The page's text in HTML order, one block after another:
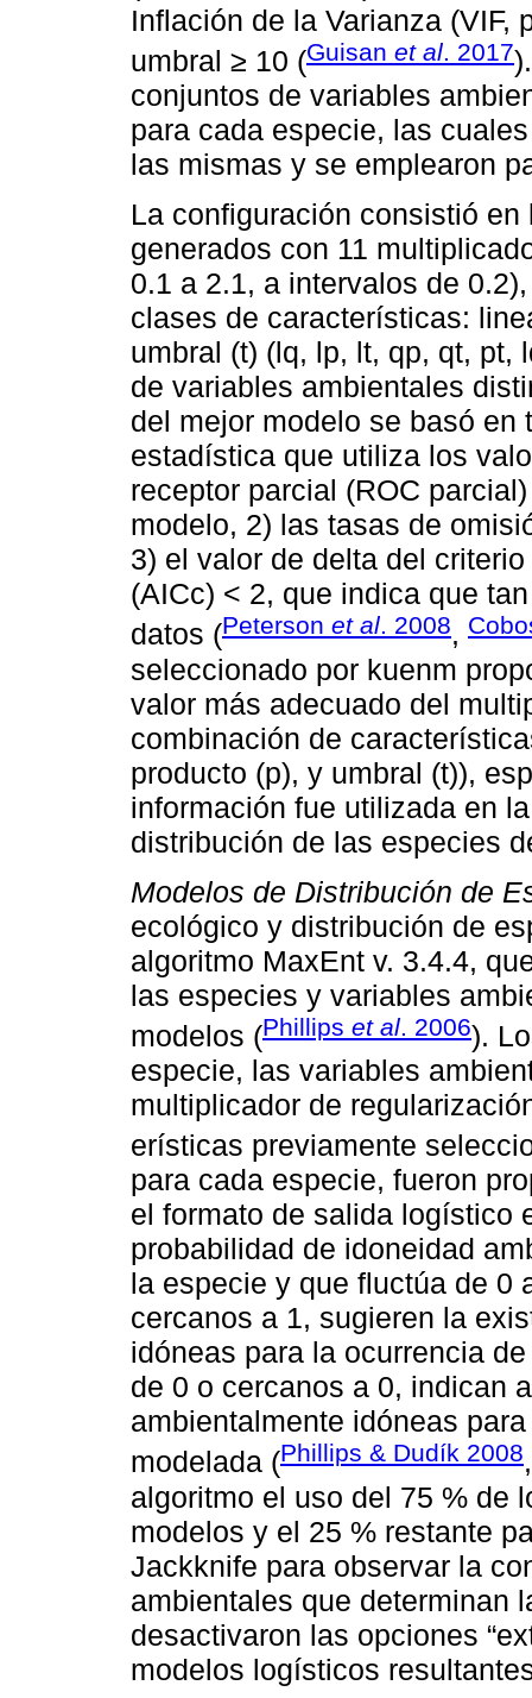
Inflación de la Varianza (VIF,
umbral ≥ 10 (Guisan et al. 2017
conjuntos de variables
para cada especie, las
las mismas y se emplearon
La configuración consistió
generados con 11
0.1 a 2.1, a intervalos de
clases de características:
umbral (t) (lq, lp, lt, qp, qt, pt,
de variables ambientales
del mejor modelo se basó
estadística que utiliza los
receptor parcial (ROC
modelo, 2) las tasas de
3) el valor de delta del
(AICc) < 2, que indica que
datos (Peterson et al. 2008,
seleccionado por kuenm
valor más adecuado del
combinación de
producto (p), y umbral (t)),
información fue utilizada en
distribución de las especies
Modelos de Distribución de
ecológico y distribución de
algoritmo MaxEnt v. 3.4.4,
las especies y variables
modelos (Phillips et al. 2006).
especie, las variables
multiplicador de
erísticas previamente
para cada especie, fueron
el formato de salida logístico
probabilidad de idoneidad
la especie y que fluctúa de 0
cercanos a 1, sugieren la
idóneas para la ocurrencia
de 0 o cercanos a 0, indican
ambientalmente idóneas
modelada (Phillips & Dudík 2008
algoritmo el uso del 75 % de
modelos y el 25 % restante
Jackknife para observar la
ambientales que determinan
desactivaron las opciones
modelos logísticos